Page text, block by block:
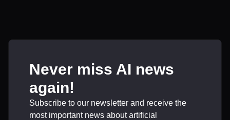
Never miss AI news
again!
Subscribe to our newsletter and receive the
most important news about artificial